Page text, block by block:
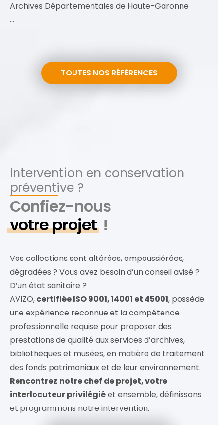
Archives Départementales de Haute-Garonne
…
TOUTES NOS RÉFÉRENCES
Intervention en conservation
préventive ?
Confiez-nous
votre projet !
Vos collections sont altérées, empoussiérées,
dégradées ? Vous avez besoin d’un conseil avisé ?
D’un état sanitaire ?
AVIZO, certifiée ISO 9001, 14001 et 45001, possède
une expérience reconnue et la compétence
professionnelle requise pour proposer des
prestations de qualité aux services d’archives,
bibliothèques et musées, en matière de traitement
des fonds patrimoniaux et de leur environnement.
Rencontrez notre chef de projet, votre
interlocuteur privilégiéet ensemble, définissons
et programmons notre intervention.